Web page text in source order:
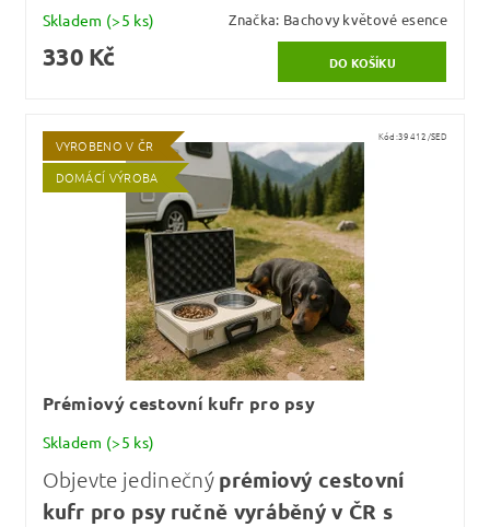
Skladem (>5 ks) Značka: Bachovy květové esence
330 Kč
VYROBENO V ČR
DOMÁCÍ VÝROBA
Kód:39412/SED
Prémiový cestovní kufr pro psy
Skladem (>5 ks)
Objevte jedinečný prémiový cestovní
kufr pro psy ručně vyráběný v ČR s